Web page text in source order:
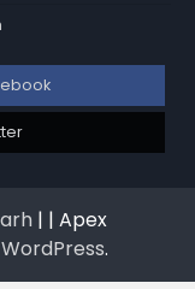
| | Apex
WordPress.